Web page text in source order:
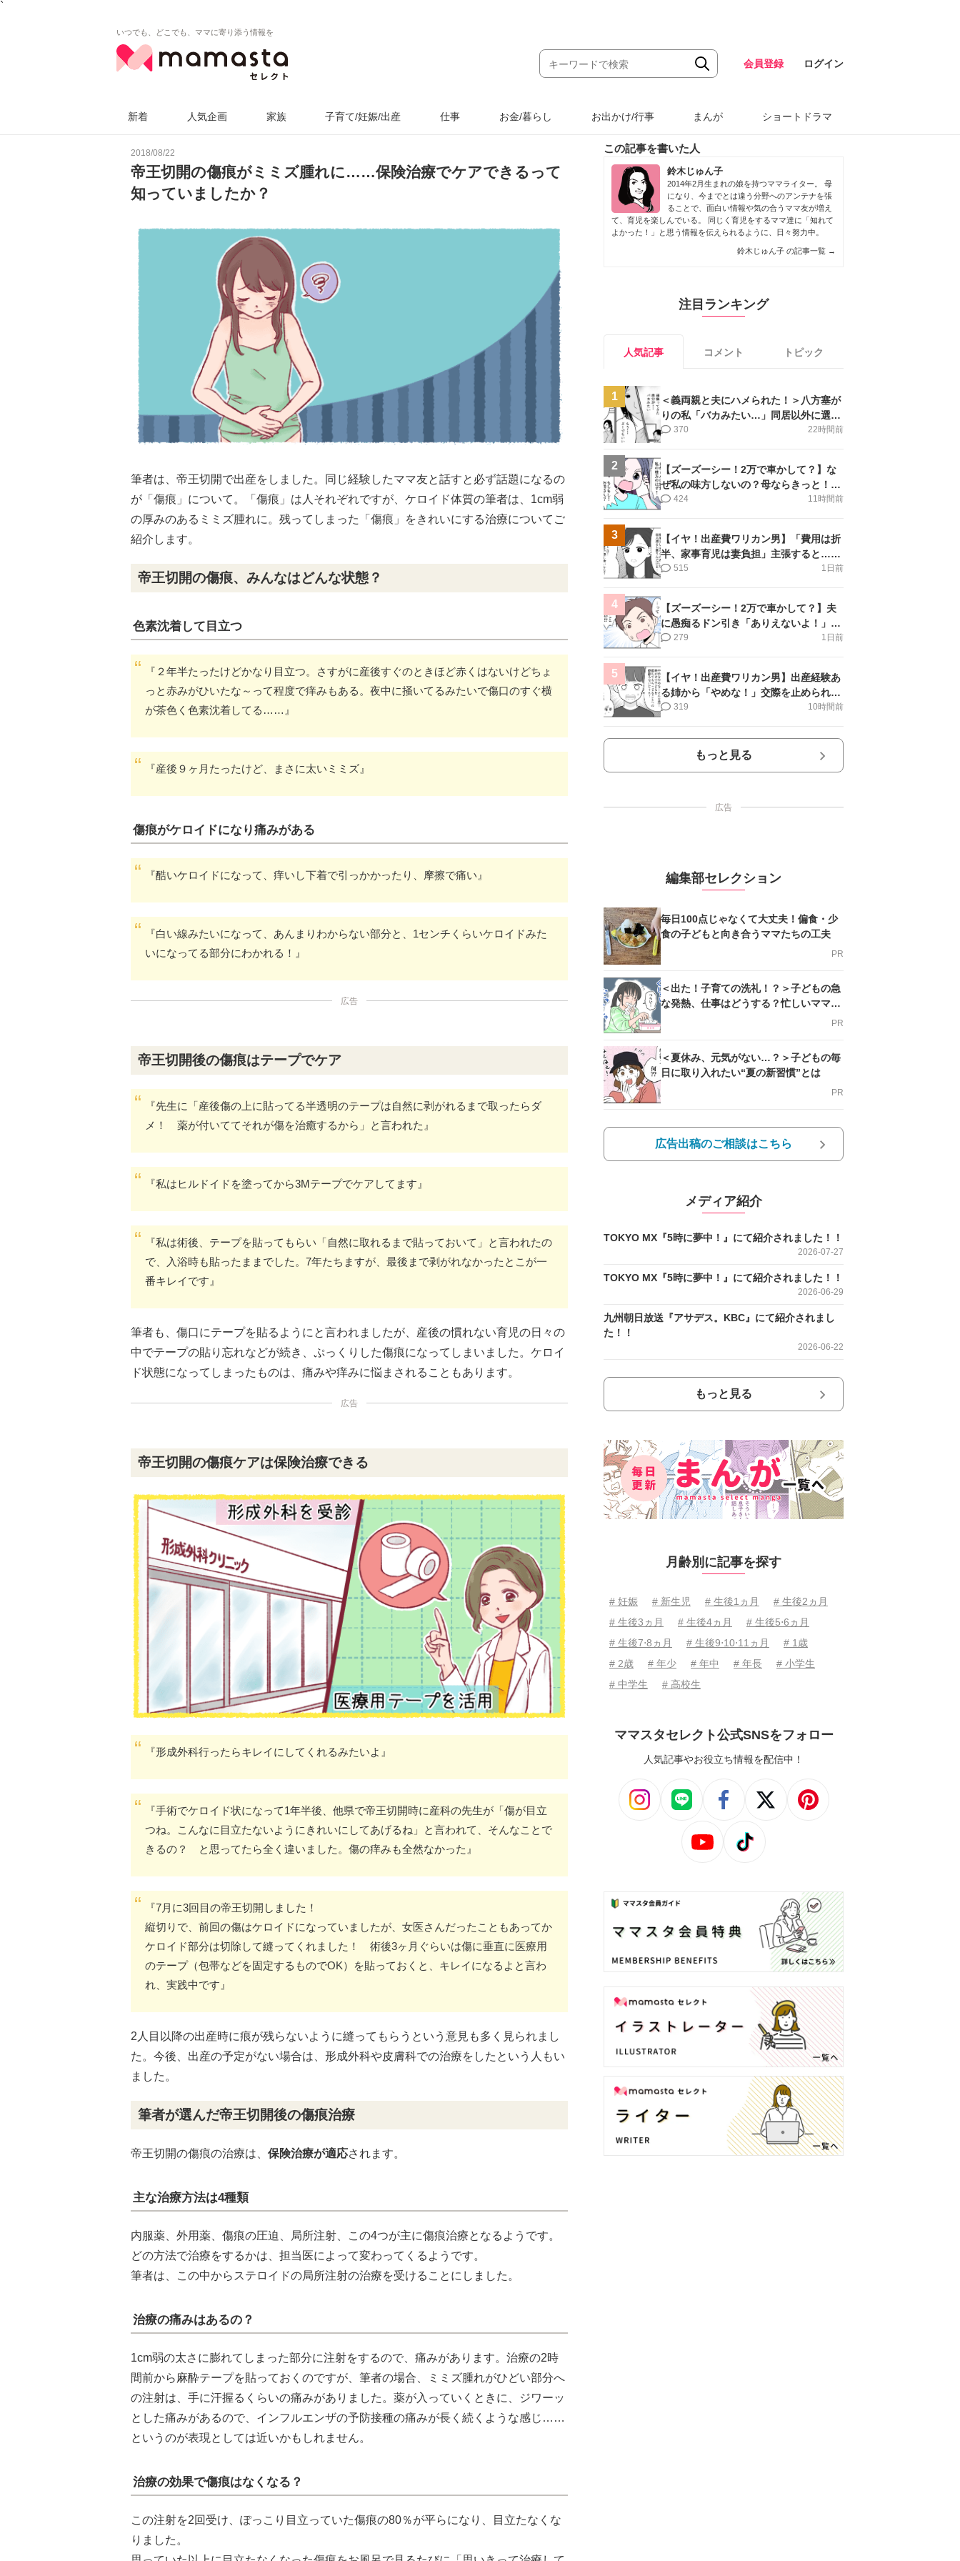
`
いつでも、どこでも、ママに寄り添う情報を
会員登録 ログイン
新着 人気企画 家族 子育て/妊娠/出産 仕事 お金/暮らし お出かけ/行事 まんが ショートドラマ
2018/08/22
帝王切開の傷痕がミミズ腫れに……保険治療でケアできるって
知っていましたか？
筆者は、帝王切開で出産をしました。同じ経験したママ友と話すと必ず話題になるの
が「傷痕」について。「傷痕」は人それぞれですが、ケロイド体質の筆者は、1cm弱
の厚みのあるミミズ腫れに。残ってしまった「傷痕」をきれいにする治療についてご
紹介します。
帝王切開の傷痕、みんなはどんな状態？
色素沈着して目立つ
『２年半たったけどかなり目立つ。さすがに産後すぐのときほど赤くはないけどちょ
っと赤みがひいたな～って程度で痒みもある。夜中に掻いてるみたいで傷口のすぐ横
が茶色く色素沈着してる……』
『産後９ヶ月たったけど、まさに太いミミズ』
傷痕がケロイドになり痛みがある
『酷いケロイドになって、痒いし下着で引っかかったり、摩擦で痛い』
『白い線みたいになって、あんまりわからない部分と、1センチくらいケロイドみた
いになってる部分にわかれる！』
広告
帝王切開後の傷痕はテープでケア
『先生に「産後傷の上に貼ってる半透明のテープは自然に剥がれるまで取ったらダ
メ！ 薬が付いててそれが傷を治癒するから」と言われた』
『私はヒルドイドを塗ってから3Mテープでケアしてます』
『私は術後、テープを貼ってもらい「自然に取れるまで貼っておいて」と言われたの
で、入浴時も貼ったままでした。7年たちますが、最後まで剥がれなかったとこが一
番キレイです』
筆者も、傷口にテープを貼るようにと言われましたが、産後の慣れない育児の日々の
中でテープの貼り忘れなどが続き、ぷっくりした傷痕になってしまいました。ケロイ
ド状態になってしまったものは、痛みや痒みに悩まされることもあります。
広告
帝王切開の傷痕ケアは保険治療できる
『形成外科行ったらキレイにしてくれるみたいよ』
『手術でケロイド状になって1年半後、他県で帝王切開時に産科の先生が「傷が目立
つね。こんなに目立たないようにきれいにしてあげるね」と言われて、そんなことで
きるの？ と思ってたら全く違いました。傷の痒みも全然なかった』
『7月に3回目の帝王切開しました！
縦切りで、前回の傷はケロイドになっていましたが、女医さんだったこともあってか
ケロイド部分は切除して縫ってくれました！ 術後3ヶ月ぐらいは傷に垂直に医療用
のテープ（包帯などを固定するものでOK）を貼っておくと、キレイになるよと言わ
れ、実践中です』
2人目以降の出産時に痕が残らないように縫ってもらうという意見も多く見られまし
た。今後、出産の予定がない場合は、形成外科や皮膚科での治療をしたという人もい
ました。
筆者が選んだ帝王切開後の傷痕治療
帝王切開の傷痕の治療は、 保険治療が適応されます。
主な治療方法は4種類
内服薬、外用薬、傷痕の圧迫、局所注射、この4つが主に傷痕治療となるようです。
どの方法で治療をするかは、担当医によって変わってくるようです。
筆者は、この中からステロイドの局所注射の治療を受けることにしました。
治療の痛みはあるの？
1cm弱の太さに膨れてしまった部分に注射をするので、痛みがあります。治療の2時
間前から麻酔テープを貼っておくのですが、筆者の場合、ミミズ腫れがひどい部分へ
の注射は、手に汗握るくらいの痛みがありました。薬が入っていくときに、ジワーッ
とした痛みがあるので、インフルエンザの予防接種の痛みが長く続くような感じ……
というのが表現としては近いかもしれません。
治療の効果で傷痕はなくなる？
この注射を2回受け、ぽっこり目立っていた傷痕の80％が平らになり、目立たなくな
りました。
この記事を書いた人
鈴木じゅん子
2014年2月生まれの娘を持つママライター。 母
になり、今までとは違う分野へのアンテナを張
ることで、面白い情報や気の合うママ友が増え
て、育児を楽しんでいる。 同じく育児をするママ達に「知れて
よかった！」と思う情報を伝えられるように、日々努力中。
鈴木じゅん子 の記事一覧 →
注目ランキング
人気記事 コメント トピック
1
＜義両親と夫にハメられた！＞八方塞が
りの私「バカみたい…」同居以外に選択
肢がない【第5話まんが】
22時間前
370
2
【ズーズーシー！2万で車かして？】な
ぜ私の味方しないの？母ならきっと！＜
第17話＞#4コマ母道場
11時間前
424
3
【イヤ！出産費ワリカン男】「費用は折
半、家事育児は妻負担」主張すると…＜
第11話＞#4コマ母道場
1日前
515
4
【ズーズーシー！2万で車かして？】夫
に愚痴るドン引き「ありえないよ！」＜
第16話＞#4コマ母道場
1日前
279
5
【イヤ！出産費ワリカン男】出産経験あ
る姉から「やめな！」交際を止められ＜
第12話＞#4コマ母道場
10時間前
319
もっと見る
広告
編集部セレクション
毎日100点じゃなくて大丈夫！偏食・少
食の子どもと向き合うママたちの工夫
PR
＜出た！子育ての洗礼！？＞子どもの急
な発熱、仕事はどうする？忙しいママを
PR
＜夏休み、元気がない…？＞子どもの毎
日に取り入れたい“夏の新習慣”とは
PR
広告出稿のご相談はこちら
メディア紹介
TOKYO MX『5時に夢中！』にて紹介されました！！
2026-07-27
TOKYO MX『5時に夢中！』にて紹介されました！！
2026-06-29
九州朝日放送『アサデス。KBC』にて紹介されまし
た！！
2026-06-22
もっと見る
月齢別に記事を探す
# 妊娠 # 新生児 # 生後1ヵ月
# 生後2ヵ月
# 生後3ヵ月
# 生後4ヵ月
# 生後5⋅6ヵ月
# 生後7⋅8ヵ月
# 生後9⋅10⋅11ヵ月
# 1歳
# 2歳
# 年少 # 年中 # 年長
# 小学生
# 中学生
# 高校生
ママスタセレクト公式SNSをフォロー
人気記事やお役立ち情報を配信中！